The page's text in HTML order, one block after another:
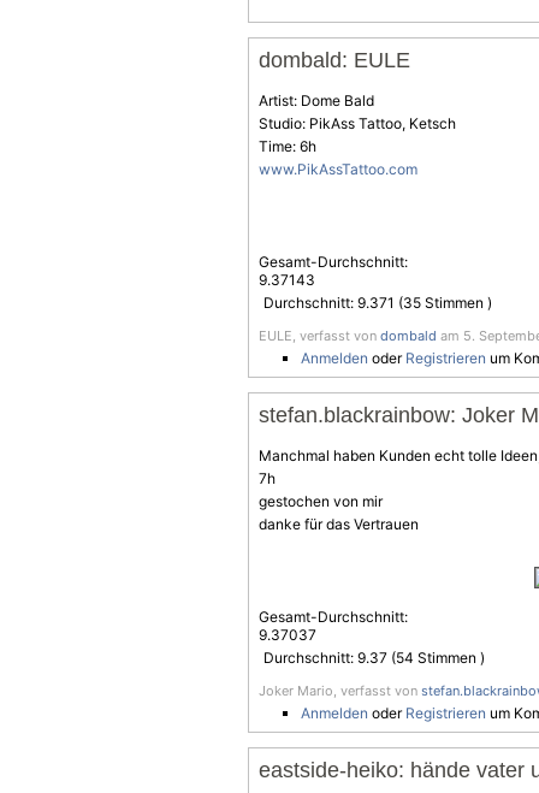
dombald: EULE
Artist: Dome Bald
Studio: PikAss Tattoo, Ketsch
Time: 6h
www.PikAssTattoo.com
Gesamt-Durchschnitt:
9.37143
Durchschnitt: 9.371 (35 Stimmen )
EULE, verfasst von dombald am 5.
Anmelden oder Registrieren um
stefan.blackrainbow: Joker
Manchmal haben Kunden echt tolle
7h
gestochen von mir
danke für das Vertrauen
Gesamt-Durchschnitt:
9.37037
Durchschnitt: 9.37 (54 Stimmen )
Joker Mario, verfasst von
Anmelden oder Registrieren um
eastside-heiko: hände vater